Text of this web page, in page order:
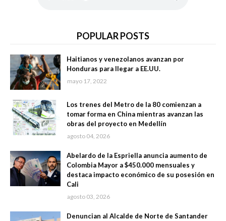
POPULAR POSTS
Haitianos y venezolanos avanzan por
Honduras para llegar a EE.UU.
mayo 17, 2022
Los trenes del Metro de la 80 comienzan a
tomar forma en China mientras avanzan las
obras del proyecto en Medellín
agosto 04, 2026
Abelardo de la Espriella anuncia aumento de
Colombia Mayor a $450.000 mensuales y
destaca impacto económico de su posesión en
Cali
agosto 03, 2026
Denuncian al Alcalde de Norte de Santander